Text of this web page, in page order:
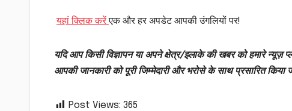
यहां क्लिक करेंएक और हर अपडेट आपकी उंगलियों पर!
यदि आप किसी विज्ञापन या अपने क्षेत्र/इलाके की खबर को हमारे
आपकी जानकारी को पूरी जिम्मेदारी और भरोसे के साथ प्रसारित किया
Post Views: 365